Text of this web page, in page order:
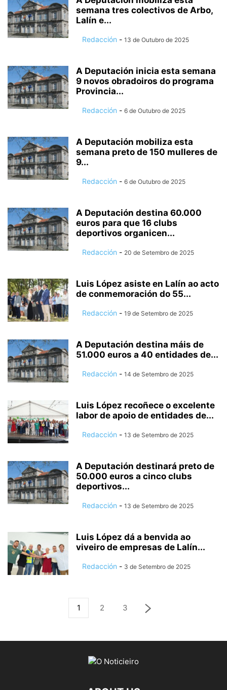
semana tres colectivos de Arbo,
Lalín e...
Redacción - 13 de Outubro de 2025
A Deputación inicia esta semana
9 novos obradoiros do programa
Provincia...
Redacción - 6 de Outubro de 2025
A Deputación mobiliza esta
semana preto de 150 mulleres de
9...
Redacción - 6 de Outubro de 2025
A Deputación destina 60.000
euros para que 16 clubs
deportivos organicen...
Redacción - 20 de Setembro de 2025
Luis López asiste en Lalín ao acto
de conmemoración do 55...
Redacción - 19 de Setembro de 2025
A Deputación destina máis de
51.000 euros a 40 entidades de...
Redacción - 14 de Setembro de 2025
Luis López recoñece o excelente
labor de apoio de entidades de...
Redacción - 13 de Setembro de 2025
A Deputación destinará preto de
50.000 euros a cinco clubs
deportivos...
Redacción - 13 de Setembro de 2025
Luis López dá a benvida ao
viveiro de empresas de Lalín...
Redacción - 3 de Setembro de 2025
1 2 3